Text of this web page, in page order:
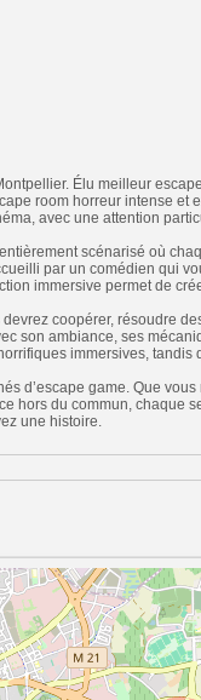
Élu meilleur
room horreur intense et
avec une attention
scénarisé où
par un comédien qui
immersive permet de
coopérer, résoudre
son ambiance, ses
immersives, tandis
d’escape game. Que
hors du commun, chaque
une histoire.